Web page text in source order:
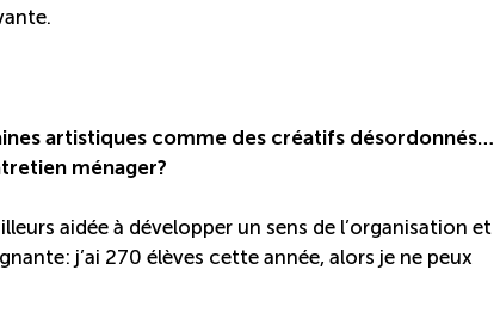
artistiques comme des créatifs désordonnés…
ménager?
aidée à développer un sens de l’organisation et
j’ai 270 élèves cette année, alors je ne peux